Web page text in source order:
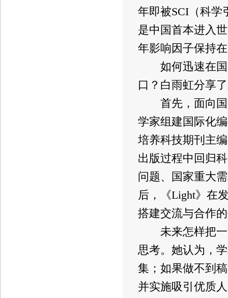
年即被SCI（科学
是中国首本进入
年影响因子保持
如何迅速在国
口？白雨虹分享
首先，面向国
学家组建国际化
培养科技期刊主
出版过程中回归
问题、国家重大
后，《Light》在
搭建交流与合作
未来怎样把一
思考。她认为，
集；如果做不到
并实施吸引优质